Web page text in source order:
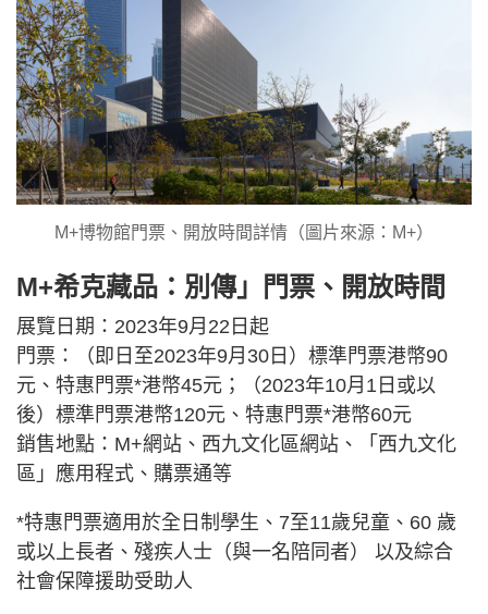
M+博物館門票、開放時間詳情（圖片來源：M+）
M+希克藏品：別傳」門票、開放時間
展覽日期：2023年9月22日起
門票：（即日至2023年9月30日）標準門票港幣90
元、特惠門票*港幣45元；（2023年10月1日或以
後）標準門票港幣120元、特惠門票*港幣60元
銷售地點：M+網站、西九文化區網站、「西九文化
區」應用程式、購票通等
*特惠門票適用於全日制學生、7至11歲兒童、60 歲
或以上長者、殘疾人士（與一名陪同者） 以及綜合
社會保障援助受助人